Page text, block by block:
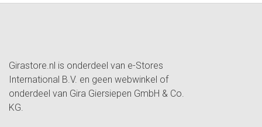
Girastore.nl is onderdeel van e-Stores
International B.V. en geen webwinkel of
onderdeel van Gira Giersiepen GmbH & Co.
KG.